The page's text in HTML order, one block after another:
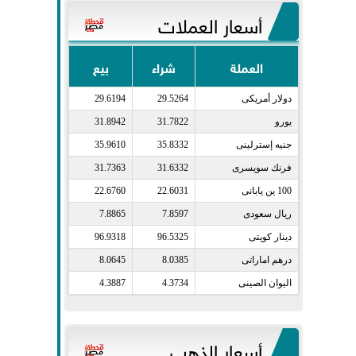
أسعار العملات
العملة شراء بيع
دولار أمريكى​ 29.5264
29.6194
يورو​ 31.7822
31.8942
جنيه إسترلينى​ 35.8332
35.9610
فرنك سويسرى​ 31.6332
31.7363
100 ين يابانى​ 22.6031
22.6760
ريال سعودى​ 7.8597
7.8865
دينار كويتى​ 96.5325
96.9318
درهم اماراتى​ 8.0385
8.0645
اليوان الصينى​ 4.3734
4.3887
أسعار الذهب